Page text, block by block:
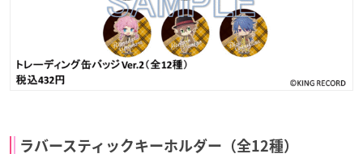
ラバースティックキーホルダー（全12種）